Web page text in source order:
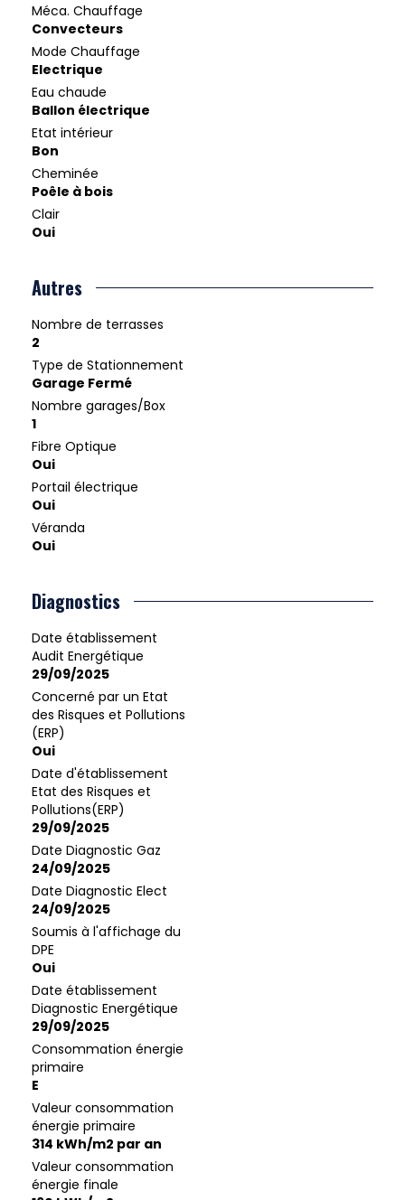
Méca. Chauffage
Convecteurs
Mode Chauffage
Electrique
Eau chaude
Ballon électrique
Etat intérieur
Bon
Cheminée
Poêle à bois
Clair
Oui
Autres
Nombre de terrasses
2
Type de Stationnement
Garage Fermé
Nombre garages/Box
1
Fibre Optique
Oui
Portail électrique
Oui
Véranda
Oui
Diagnostics
Date établissement
Audit Energétique
29/09/2025
Concerné par un Etat
des Risques et Pollutions
(ERP)
Oui
Date d'établissement
Etat des Risques et
Pollutions(ERP)
29/09/2025
Date Diagnostic Gaz
24/09/2025
Date Diagnostic Elect
24/09/2025
Soumis à l'affichage du
DPE
Oui
Date établissement
Diagnostic Energétique
29/09/2025
Consommation énergie
primaire
E
Valeur consommation
énergie primaire
314 kWh/m2 par an
Valeur consommation
énergie finale